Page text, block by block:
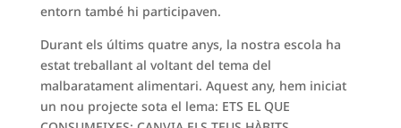
entorn també hi participaven.
Durant els últims quatre anys, la nostra escola ha
estat treballant al voltant del tema del
malbaratament alimentari. Aquest any, hem iniciat
un nou projecte sota el lema: ETS EL QUE